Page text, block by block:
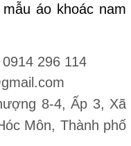
áo khoác nam
296 114
8-4, Ấp 3, Xã
Môn, Thành phố